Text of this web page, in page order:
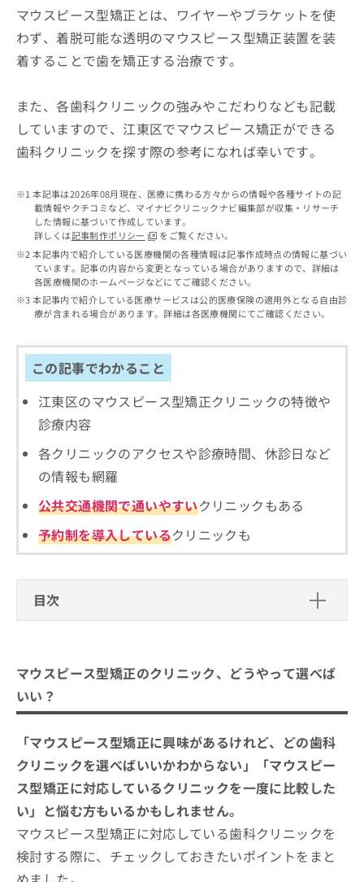
マウスピース型矯正とは、ワイヤーやブラケットを使
わず、着脱可能な透明のマウスピース型矯正装置を装
着することで歯を矯正する治療です。
また、各歯科クリニックの強みやこだわりなども記載
していますので、江東区でマウスピース矯正ができる
歯科クリニックを探す際の参考になれば幸いです。
本記事は2026年08月現在、医療に携わる方々からの情報や各種サイトの記
載情報やクチコミなど、マイナビクリニックナビ編集部が収集・リサーチ
した情報に基づいて作成しています。
詳しくは記事制作ポリシー
をご覧ください。
本記事内で紹介している医療機関の各種情報は記事作成時点の情報に基づい
ています。記事の内容から変更となっている場合がありますので、詳細は
各医療機関のホームページなどにてご確認ください。
本記事内で紹介している医療サービスは公的医療保険の適用外となる自由診
療が含まれる場合があります。詳細は各医療機関にてご確認ください。
この記事でわかること
江東区のマウスピース型矯正クリニックの特徴や
診療内容
各クリニックのアクセスや診療時間、休診日など
の情報も網羅
公共交通機関で通いやすいクリニックもある
予約制を導入しているクリニックも
目次
マウスピース型矯正を受ける歯科クリ
かりやすく解説！
江東区のマウスピース矯正におすすめ
の歯科クリニック5選
タキザワ歯科クリニック
おおじま歯科矯正クリニック
アリオ北砂歯科クリニック
リアム歯科クリニック東大島
マウスピース型矯正のクリニック、どうやって選べば
いい？
「マウスピース型矯正に興味があるけれど、どの歯科
クリニックを選べばいいかわからない」「マウスピー
ス型矯正に対応しているクリニックを一度に比較した
い」と悩む方もいるかもしれません。
マウスピース型矯正に対応している歯科クリニックを
検討する際に、チェックしておきたいポイントをまと
わ
せ
は
こ
らは
マイ
ナビ
ニッ
クナ
ビサ
イト
お問
合せ
フォ
ーム
とな
す。
クリ
ニッ
クの
予
約・
症状
相談
はで
せん
ご了
承く
い。
問
い
合
わ
こ
ち
ら
料
求
こ
料
情
の
し
み
は
こ
情
報
の
正
は
こ
ち
ら
の
他
方
は
こ
ち
広
告
出
の
合
は
ら
請
こ
ら
無
の
お
申
込
み
は
こ
ち
ら